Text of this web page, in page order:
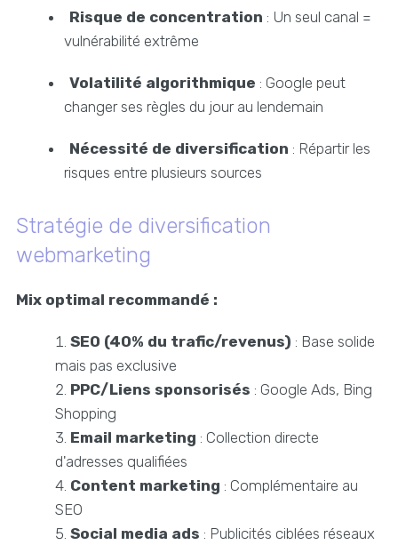
Risque de concentration : Un seul canal =
vulnérabilité extrême
Volatilité algorithmique : Google peut
changer ses règles du jour au lendemain
Nécessité de diversification : Répartir les
risques entre plusieurs sources
Stratégie de diversification
webmarketing
Mix optimal recommandé :
SEO (40% du trafic/revenus) : Base solide
mais pas exclusive
PPC/Liens sponsorisés : Google Ads, Bing
Shopping
Email marketing : Collection directe
d'adresses qualifiées
Content marketing : Complémentaire au
SEO
Social media ads : Publicités ciblées réseaux